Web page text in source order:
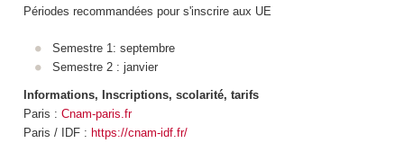
Périodes recommandées pour s'inscrire aux UE
Semestre 1: septembre
Semestre 2 : janvier
Informations, Inscriptions, scolarité, tarifs
Paris : Cnam-paris.fr
Paris / IDF : https://cnam-idf.fr/